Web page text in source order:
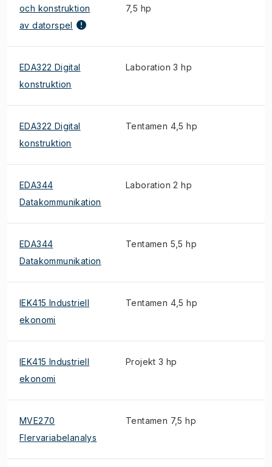
och konstruktion
av datorspel
7,5 hp
EDA322 Digital
konstruktion
Laboration 3 hp
EDA322 Digital
konstruktion
Tentamen 4,5 hp
EDA344
Datakommunikation
Laboration 2 hp
EDA344
Datakommunikation
Tentamen 5,5 hp
IEK415 Industriell
ekonomi
Tentamen 4,5 hp
IEK415 Industriell
ekonomi
Projekt 3 hp
MVE270
Flervariabelanalys
Tentamen 7,5 hp